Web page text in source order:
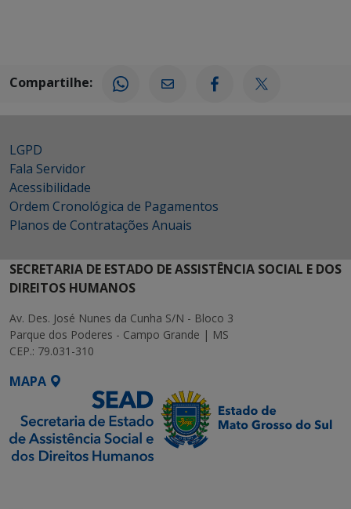
Compartilhe:
LGPD
Fala Servidor
Acessibilidade
Ordem Cronológica de Pagamentos
Planos de Contratações Anuais
SECRETARIA DE ESTADO DE ASSISTÊNCIA SOCIAL E DOS
DIREITOS HUMANOS
Av. Des. José Nunes da Cunha S/N - Bloco 3
Parque dos Poderes - Campo Grande | MS
CEP.: 79.031-310
MAPA